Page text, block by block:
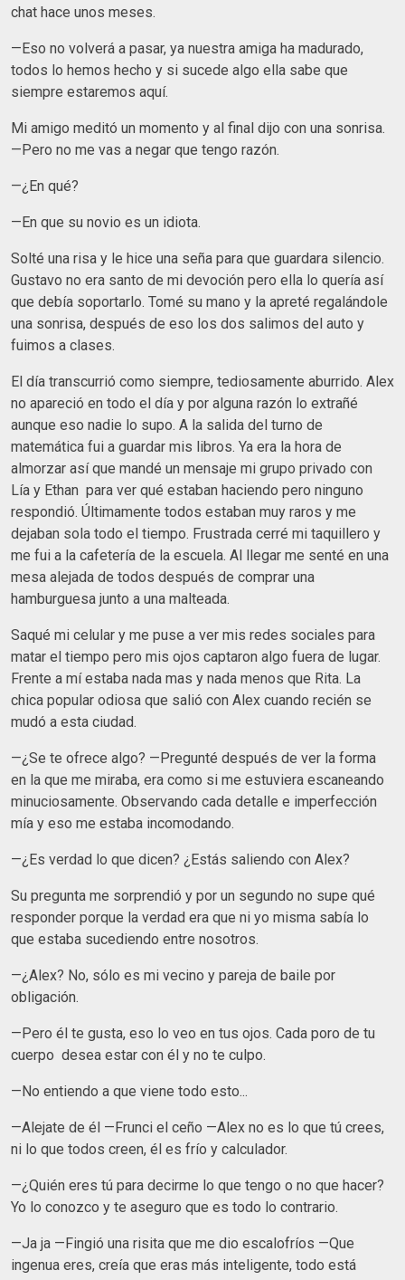
chat hace unos meses.
—Eso no volverá a pasar, ya nuestra amiga ha madurado,
todos lo hemos hecho y si sucede algo ella sabe que
siempre estaremos aquí.
Mi amigo meditó un momento y al final dijo con una sonrisa.
—Pero no me vas a negar que tengo razón.
—¿En qué?
—En que su novio es un idiota.
Solté una risa y le hice una seña para que guardara silencio.
Gustavo no era santo de mi devoción pero ella lo quería así
que debía soportarlo. Tomé su mano y la apreté regalándole
una sonrisa, después de eso los dos salimos del auto y
fuimos a clases.
El día transcurrió como siempre, tediosamente aburrido. Alex
no apareció en todo el día y por alguna razón lo extrañé
aunque eso nadie lo supo. A la salida del turno de
matemática fui a guardar mis libros. Ya era la hora de
almorzar así que mandé un mensaje mi grupo privado con
Lía y Ethan para ver qué estaban haciendo pero ninguno
respondió. Últimamente todos estaban muy raros y me
dejaban sola todo el tiempo. Frustrada cerré mi taquillero y
me fui a la cafetería de la escuela. Al llegar me senté en una
mesa alejada de todos después de comprar una
hamburguesa junto a una malteada.
Saqué mi celular y me puse a ver mis redes sociales para
matar el tiempo pero mis ojos captaron algo fuera de lugar.
Frente a mí estaba nada mas y nada menos que Rita. La
chica popular odiosa que salió con Alex cuando recién se
mudó a esta ciudad.
—¿Se te ofrece algo? —Pregunté después de ver la forma
en la que me miraba, era como si me estuviera escaneando
minuciosamente. Observando cada detalle e imperfección
mía y eso me estaba incomodando.
—¿Es verdad lo que dicen? ¿Estás saliendo con Alex?
Su pregunta me sorprendió y por un segundo no supe qué
responder porque la verdad era que ni yo misma sabía lo
que estaba sucediendo entre nosotros.
—¿Alex? No, sólo es mi vecino y pareja de baile por
obligación.
—Pero él te gusta, eso lo veo en tus ojos. Cada poro de tu
cuerpo desea estar con él y no te culpo.
—No entiendo a que viene todo esto...
—Alejate de él —Frunci el ceño —Alex no es lo que tú crees,
ni lo que todos creen, él es frío y calculador.
—¿Quién eres tú para decirme lo que tengo o no que hacer?
Yo lo conozco y te aseguro que es todo lo contrario.
—Ja ja —Fingió una risita que me dio escalofríos —Que
ingenua eres, creía que eras más inteligente, todo está